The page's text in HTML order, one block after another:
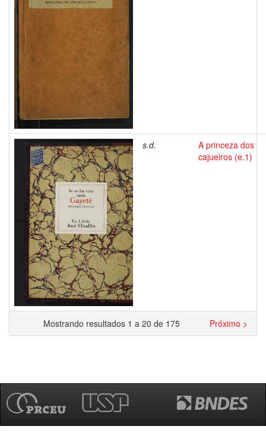
s.d.
A princeza dos
cajueiros (e.1)
Mostrando resultados 1 a 20 de 175 Próximo >